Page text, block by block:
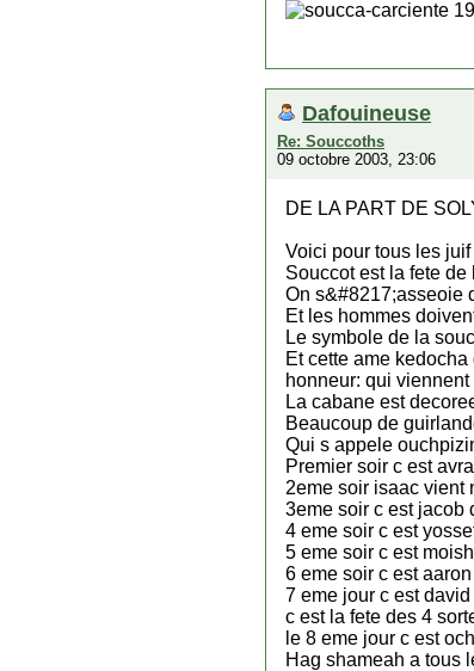
Dafouineuse
Re: Souccoths
09 octobre 2003, 23:06
DE LA PART DE
Voici pour tous les
Souccot est la fete
On s&#8217;asseoie
Et les hommes
Le symbole de la
Et cette ame
honneur: qui
La cabane est
Beaucoup de
Qui s appele
Premier soir c est
2eme soir isaac vient
3eme soir c est jacob
4 eme soir c est
5 eme soir c est
6 eme soir c est
7 eme jour c est
c est la fete des 4
le 8 eme jour c est
Hag shameah a tous